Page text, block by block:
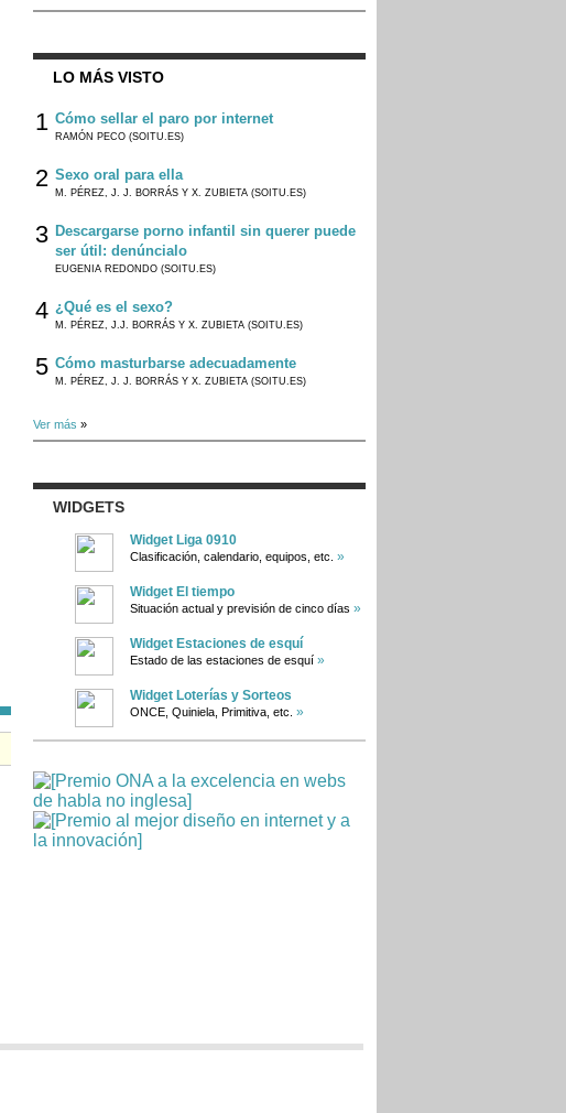
LO MÁS VISTO
1 Cómo sellar el paro por internet
RAMÓN PECO (SOITU.ES)
2 Sexo oral para ella
M. PÉREZ, J. J. BORRÁS Y X. ZUBIETA (SOITU.ES)
3 Descargarse porno infantil sin querer puede
ser útil: denúncialo
EUGENIA REDONDO (SOITU.ES)
4 ¿Qué es el sexo?
M. PÉREZ, J.J. BORRÁS Y X. ZUBIETA (SOITU.ES)
5 Cómo masturbarse adecuadamente
M. PÉREZ, J. J. BORRÁS Y X. ZUBIETA (SOITU.ES)
Ver más »
WIDGETS
Widget Liga 0910
Clasificación, calendario, equipos, etc. »
Widget El tiempo
Situación actual y previsión de cinco días »
Widget Estaciones de esquí
Estado de las estaciones de esquí »
Widget Loterías y Sorteos
ONCE, Quiniela, Primitiva, etc. »